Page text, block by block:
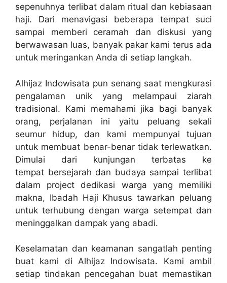
sepenuhnya terlibat dalam ritual dan kebiasaan
haji. Dari menavigasi beberapa tempat suci
sampai memberi ceramah dan diskusi yang
berwawasan luas, banyak pakar kami terus ada
untuk meringankan Anda di setiap langkah.
Alhijaz Indowisata pun senang saat mengkurasi
pengalaman unik yang melampaui ziarah
tradisional. Kami memahami jika bagi banyak
orang, perjalanan ini yaitu peluang sekali
seumur hidup, dan kami mempunyai tujuan
untuk membuat benar-benar tidak terlewatkan.
Dimulai dari kunjungan terbatas ke
tempat bersejarah dan budaya sampai terlibat
dalam project dedikasi warga yang memiliki
makna, Ibadah Haji Khusus tawarkan peluang
untuk terhubung dengan warga setempat dan
meninggalkan dampak yang abadi.
Keselamatan dan keamanan sangatlah penting
buat kami di Alhijaz Indowisata. Kami ambil
setiap tindakan pencegahan buat memastikan